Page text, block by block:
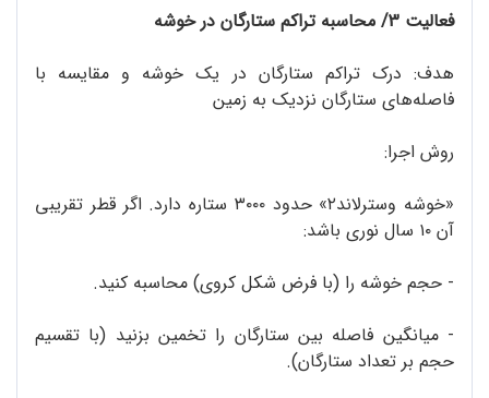
فعالیت 3/ محاسبه‌ تراکم ستارگان در خوشه
هدف: درک تراکم ستارگان در یک خوشه و مقایسه با
فاصله‌های ستارگان نزدیک به زمین
روش اجرا:
«خوشه‌ وسترلاند۲» حدود ۳۰۰۰ ستاره دارد. اگر قطر تقریبی
آن ۱۰ سال نوری باشد:
- حجم خوشه را (با فرض شکل کروی) محاسبه کنید.
- میانگین فاصله‌ بین ستارگان را تخمین بزنید (با تقسیم
حجم بر تعداد ستارگان).